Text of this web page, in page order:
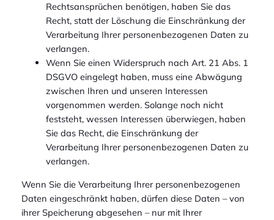
Rechtsansprüchen benötigen, haben Sie das
Recht, statt der Löschung die Einschränkung der
Verarbeitung Ihrer personenbezogenen Daten zu
verlangen.
Wenn Sie einen Widerspruch nach Art. 21 Abs. 1
DSGVO eingelegt haben, muss eine Abwägung
zwischen Ihren und unseren Interessen
vorgenommen werden. Solange noch nicht
feststeht, wessen Interessen überwiegen, haben
Sie das Recht, die Einschränkung der
Verarbeitung Ihrer personenbezogenen Daten zu
verlangen.
Wenn Sie die Verarbeitung Ihrer personenbezogenen
Daten eingeschränkt haben, dürfen diese Daten – von
ihrer Speicherung abgesehen – nur mit Ihrer